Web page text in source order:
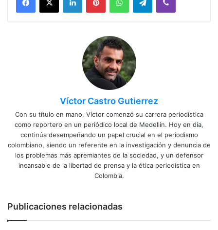
Víctor Castro Gutierrez
Con su título en mano, Víctor comenzó su carrera periodística
como reportero en un periódico local de Medellín. Hoy en día,
continúa desempeñando un papel crucial en el periodismo
colombiano, siendo un referente en la investigación y denuncia de
los problemas más apremiantes de la sociedad, y un defensor
incansable de la libertad de prensa y la ética periodística en
Colombia.
Publicaciones relacionadas